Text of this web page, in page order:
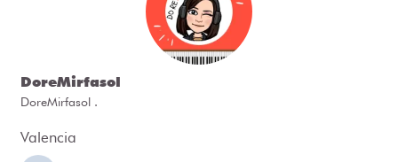
DoreMirfasol
DoreMirfasol .
Valencia